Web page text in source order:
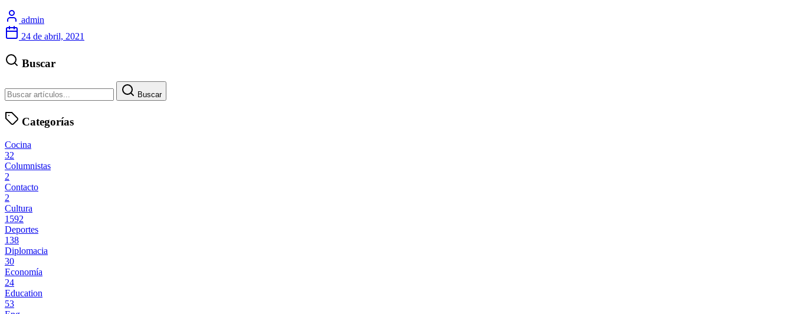
admin
24 de abril, 2021
Buscar
Buscar
Categorías
Cocina
32
Columnistas
2
Contacto
2
Cultura
1592
Deportes
138
Diplomacia
30
Economía
24
Education
53